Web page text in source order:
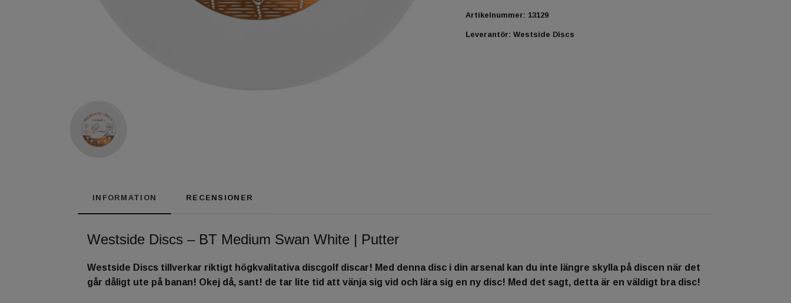
Artikelnummer: 13129
Leverantör: Westside Discs
INFORMATION RECENSIONER
Westside Discs – BT Medium Swan White | Putter
Westside Discs tillverkar riktigt högkvalitativa discgolf discar! Med denna disc i din arsenal kan du inte längre skylla på discen när det
går dåligt ute på banan! Okej då, sant! de tar lite tid att vänja sig vid och lära sig en ny disc! Med det sagt, detta är en väldigt bra disc!